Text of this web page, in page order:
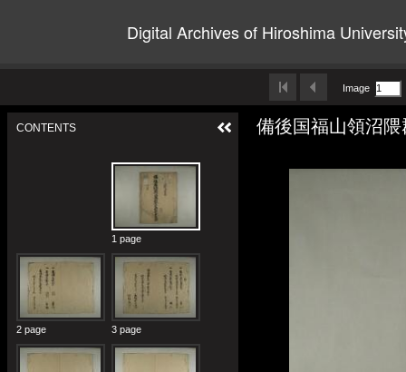
Digital Archives of Hiroshima